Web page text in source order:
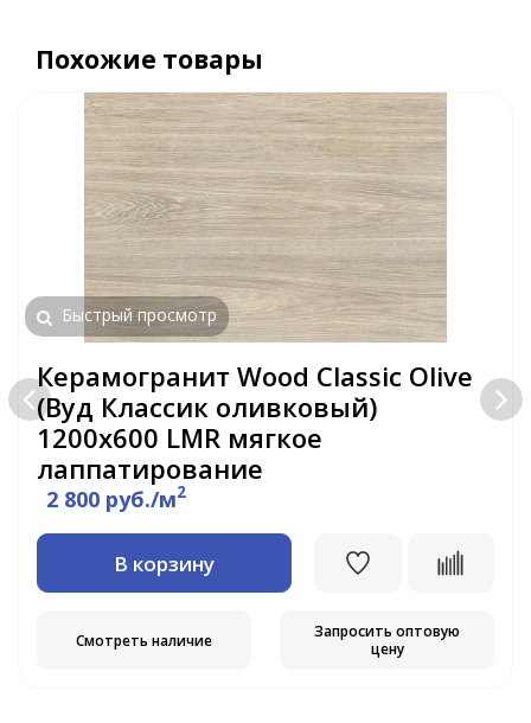
Похожие товары
Быстрый просмотр
Керамогранит Wood Classic Olive
(Вуд Классик оливковый)
1200х600 LMR мягкое
лаппатирование
2 800 руб./м2
В корзину
Смотреть наличие
Запросить оптовую
цену